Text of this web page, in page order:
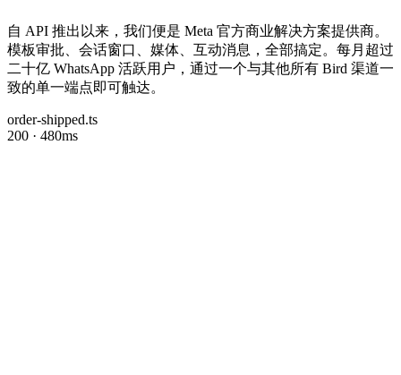
自 API 推出以来，我们便是 Meta 官方商业解决方案提供商。
模板审批、会话窗口、媒体、互动消息，全部搞定。每月超过
二十亿 WhatsApp 活跃用户，通过一个与其他所有 Bird 渠道一
致的单一端点即可触达。
order-shipped.ts
200 · 480ms